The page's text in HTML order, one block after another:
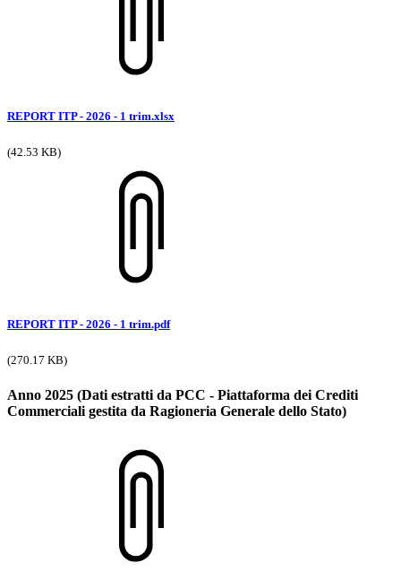
REPORT ITP - 2026 - 1 trim.xlsx
(42.53 KB)
REPORT ITP - 2026 - 1 trim.pdf
(270.17 KB)
Anno 2025 (Dati estratti da PCC - Piattaforma dei Crediti
Commerciali gestita da Ragioneria Generale dello Stato)